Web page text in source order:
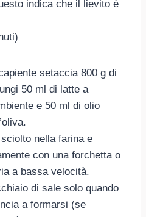
indica che il lievito è
setaccia 800 g di
50 ml di latte a
e 50 ml di olio
nella farina e
con una forchetta o
a bassa velocità.
di sale solo quando
a formarsi (se